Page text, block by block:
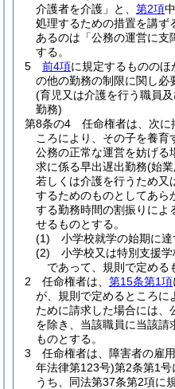
介護者を介護」と、 第2項
処理するための措置を講ず
あるのは「公務の運営に支
する。
5
前4項に規定するものの
の他の勤務の制限に関し必
(育児又は介護を行う職員
勤務)
第8条の4
任命権者は、次に
ころにより、その子を養育
公務の正常な運営を妨げる
求に係る早出遅出勤務(始
若しくは介護を行うため又
するためのものとしてあら
する勤務時間の割振りによ
せるものとする。
(1)
小学校就学の始期に
(2)
小学校又は特別支援
であって、規則で定める
2
任命権者は、 第15条第1項
が、規則で定めるところに
ために請求した場合には、
を除き、当該職員に当該請
ものとする。
3
任命権者は、障害者の雇
年法律第123号)第2条第1号
うち、同法第37条第2項に